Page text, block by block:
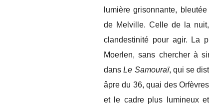
lumière grisonnante,
de Melville. Celle de la
clandestinité pour agir. La
Moerlen, sans chercher à
dansLe Samouraï, qui se
âpre du 36, quai des
et le cadre plus lumineux